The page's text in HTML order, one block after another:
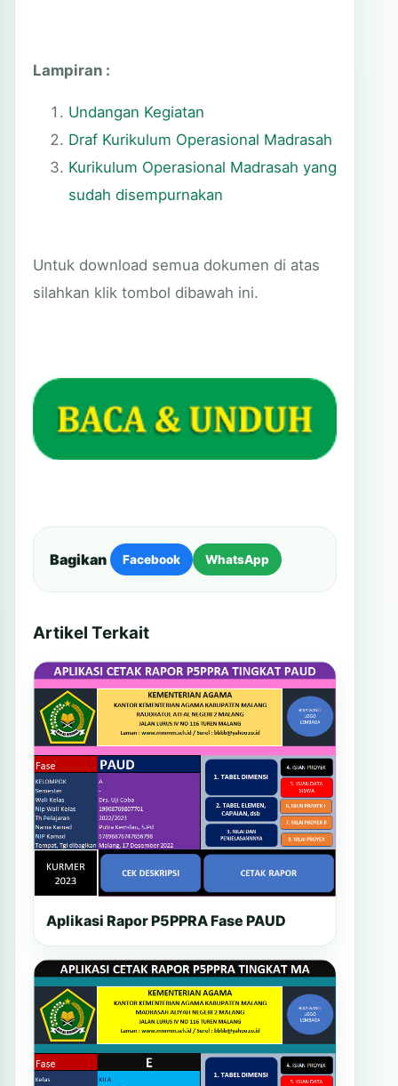
Lampiran :
Undangan Kegiatan
Draf Kurikulum Operasional Madrasah
Kurikulum Operasional Madrasah yang
sudah disempurnakan
Untuk download semua dokumen di atas
silahkan klik tombol dibawah ini.
Bagikan Facebook WhatsApp
Artikel Terkait
Aplikasi Rapor P5PPRA Fase PAUD